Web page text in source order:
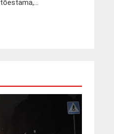
tõestama,...